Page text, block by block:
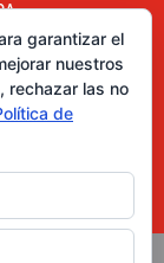
garantizar el
nuestros
rechazar las no
de